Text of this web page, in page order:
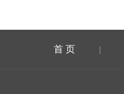
首 页 |